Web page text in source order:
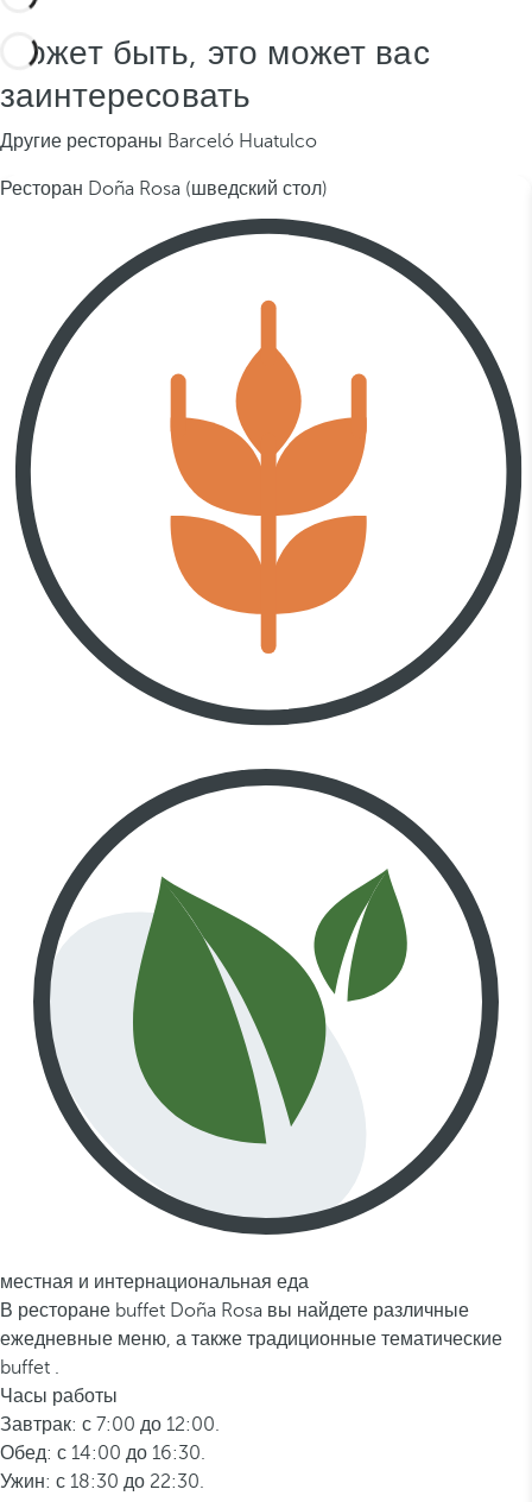
Может быть, это может вас
заинтересовать
Другие рестораны Barceló Huatulco
Ресторан Doña Rosa (шведский стол)
местная и интернациональная еда
В ресторане buffet Doña Rosa вы найдете различные
ежедневные меню, а также традиционные тематические
buffet .
Часы работы
Завтрак: с 7:00 до 12:00.
Обед: с 14:00 до 16:30.
Ужин: с 18:30 до 22:30.